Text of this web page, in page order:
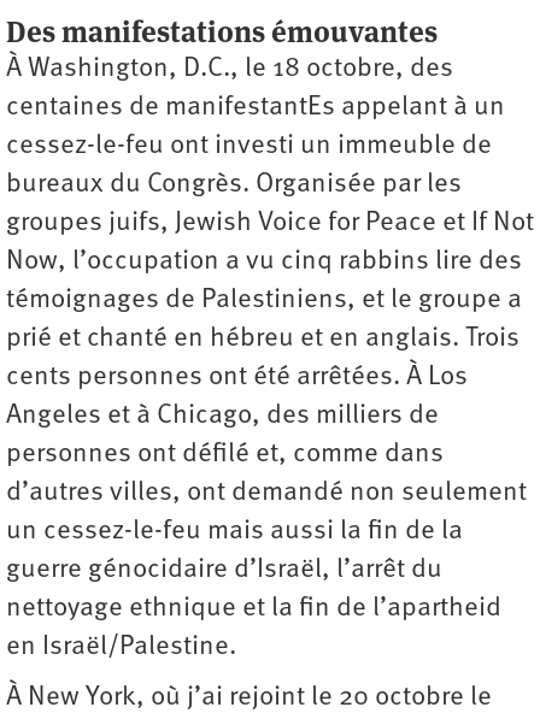
Des manifestations émouvantes
À Washington, D.C., le 18 octobre, des
centaines de manifestantEs appelant à un
cessez-le-feu ont investi un immeuble de
bureaux du Congrès. Organisée par les
groupes juifs, Jewish Voice for Peace et If Not
Now, l’occupation a vu cinq rabbins lire des
témoignages de Palestiniens, et le groupe a
prié et chanté en hébreu et en anglais. Trois
cents personnes ont été arrêtées. À Los
Angeles et à Chicago, des milliers de
personnes ont défilé et, comme dans
d’autres villes, ont demandé non seulement
un cessez-le-feu mais aussi la fin de la
guerre génocidaire d’Israël, l’arrêt du
nettoyage ethnique et la fin de l’apartheid
en Israël/Palestine.
À New York, où j’ai rejoint le 20 octobre le